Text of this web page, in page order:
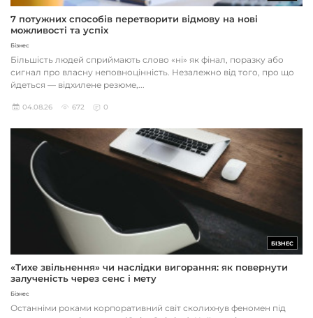
7 потужних способів перетворити відмову на нові
можливості та успіх
Бізнес
Більшість людей сприймають слово «ні» як фінал, поразку або
сигнал про власну неповноцінність. Незалежно від того, про що
йдеться — відхилене резюме,...
04.08.26 672 0
БІЗНЕС
«Тихе звільнення» чи наслідки вигорання: як повернути
залученість через сенс і мету
Бізнес
Останніми роками корпоративний світ сколихнув феномен під